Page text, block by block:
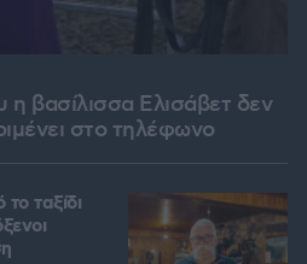
βασίλισσα Ελισάβετ δεν
στο τηλέφωνο
ταξίδι